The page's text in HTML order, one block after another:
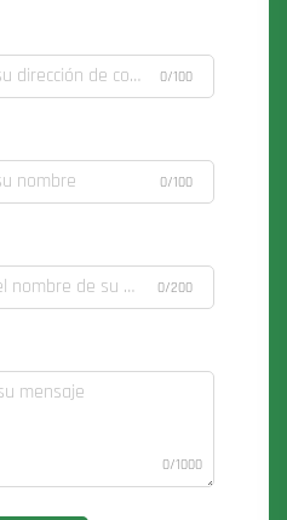
0/100
0/100
0/200
0/1000